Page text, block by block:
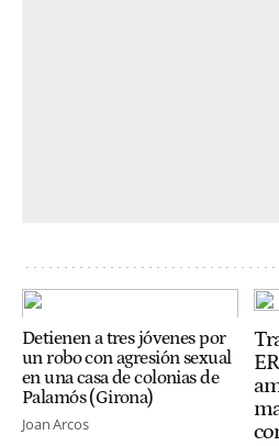
Detienen a tres jóvenes por
un robo con agresión sexual
en una casa de colonias de
Palamós (Girona)
Joan Arcos